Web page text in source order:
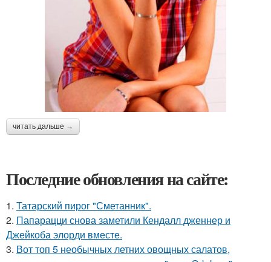
читать дальше →
Последние обновления на сайте:
1. Татарский пирог "Сметанник".
2. Папарацци снова заметили Кендалл дженнер и
Джейкоба элорди вместе.
3. Вот топ 5 необычных летних овощных салатов,